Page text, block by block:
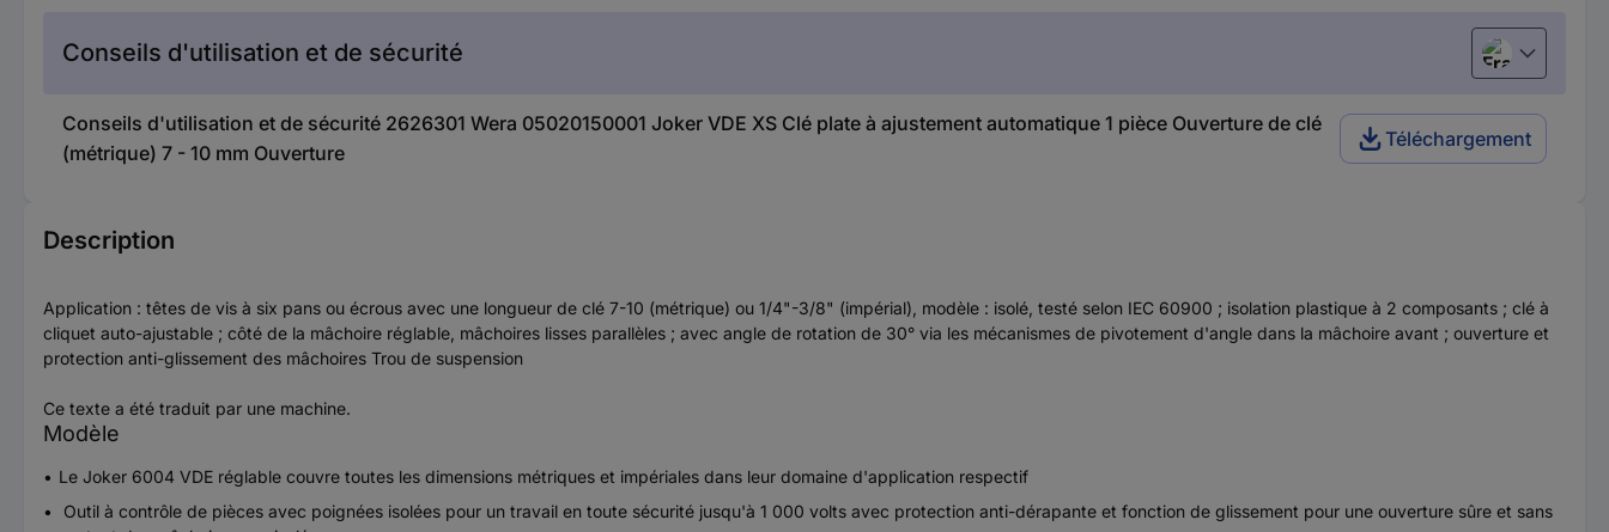
Conseils d'utilisation et de sécurité Français
Conseils d'utilisation et de sécurité 2626301 Wera 05020150001 Joker VDE XS Clé plate à ajustement automatique 1 pièce Ouverture de clé
(métrique) 7 - 10 mm Ouverture
Téléchargement
Description
Application : têtes de vis à six pans ou écrous avec une longueur de clé 7-10 (métrique) ou 1/4"-3/8" (impérial), modèle : isolé, testé selon IEC 60900 ; isolation plastique à 2 composants ; clé à
cliquet auto-ajustable ; côté de la mâchoire réglable, mâchoires lisses parallèles ; avec angle de rotation de 30° via les mécanismes de pivotement d'angle dans la mâchoire avant ; ouverture et
protection anti-glissement des mâchoires Trou de suspension
Ce texte a été traduit par une machine.
Modèle
Le Joker 6004 VDE réglable couvre toutes les dimensions métriques et impériales dans leur domaine d'application respectif
Outil à contrôle de pièces avec poignées isolées pour un travail en toute sécurité jusqu'à 1 000 volts avec protection anti-dérapante et fonction de glissement pour une ouverture sûre et sans